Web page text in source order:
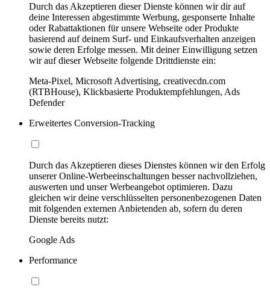
Durch das Akzeptieren dieser Dienste können wir dir auf
deine Interessen abgestimmte Werbung, gesponserte Inhalte
oder Rabattaktionen für unsere Webseite oder Produkte
basierend auf deinem Surf- und Einkaufsverhalten anzeigen
sowie deren Erfolge messen. Mit deiner Einwilligung setzen
wir auf dieser Webseite folgende Drittdienste ein:
Meta-Pixel, Microsoft Advertising, creativecdn.com
(RTBHouse), Klickbasierte Produktempfehlungen, Ads
Defender
Erweitertes Conversion-Tracking
Durch das Akzeptieren dieses Dienstes können wir den Erfolg
unserer Online-Werbeeinschaltungen besser nachvollziehen,
auswerten und unser Werbeangebot optimieren. Dazu
gleichen wir deine verschlüsselten personenbezogenen Daten
mit folgenden externen Anbietenden ab, sofern du deren
Dienste bereits nutzt:
Google Ads
Performance